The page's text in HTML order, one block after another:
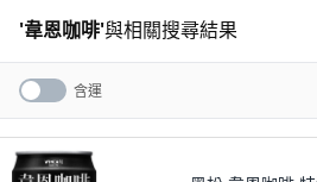
'韋恩咖啡'與相關搜尋結果
含運